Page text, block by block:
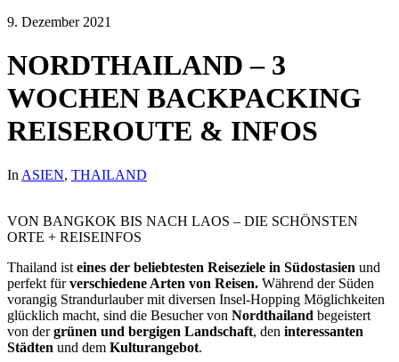
9. Dezember 2021
NORDTHAILAND – 3
WOCHEN BACKPACKING
REISEROUTE & INFOS
In ASIEN, THAILAND
VON BANGKOK BIS NACH LAOS – DIE SCHÖNSTEN
ORTE + REISEINFOS
Thailand ist eines der beliebtesten Reiseziele in Südostasien und
perfekt fürverschiedene Arten von Reisen. Während der Süden
vorangig Strandurlauber mit diversen Insel-Hopping Möglichkeiten
glücklich macht, sind die Besucher von Nordthailand begeistert
von dergrünen und bergigen Landschaft, den interessanten
Städten und dem Kulturangebot.